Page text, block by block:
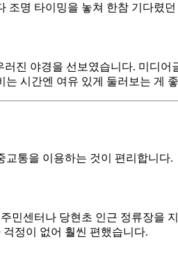
명 타이밍을 놓쳐 한참 기다렸
진 야경을 선보였습니다. 미디
시간엔 여유 있게 둘러보는 게
교통을 이용하는 것이 편리합니다.
민센터나 당현초 인근 정류장을
정이 없어 훨씬 편했습니다.